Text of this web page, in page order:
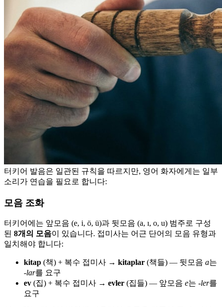
터키어 발음은 일관된 규칙을 따르지만, 영어 화자에게는 일부
소리가 연습을 필요로 합니다:
모음 조화
터키어에는 앞모음 (e, i, ö, ü)과 뒷모음 (a, ı, o, u) 범주로 구성
된 8개의 모음이 있습니다. 접미사는 어근 단어의 모음 유형과
일치해야 합니다:
kitap (책) + 복수 접미사 → kitaplar (책들) — 뒷모음 a는
-lar를 요구
ev (집) + 복수 접미사 → evler (집들) — 앞모음 e는 -ler를
요구